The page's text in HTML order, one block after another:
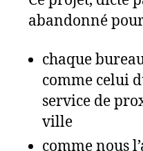
abandonné
chaque
comme celui
service de
ville
comme nous